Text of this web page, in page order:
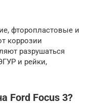
фторопластовые и
коррозии
разрушаться
и рейки,
Ford Focus 3?